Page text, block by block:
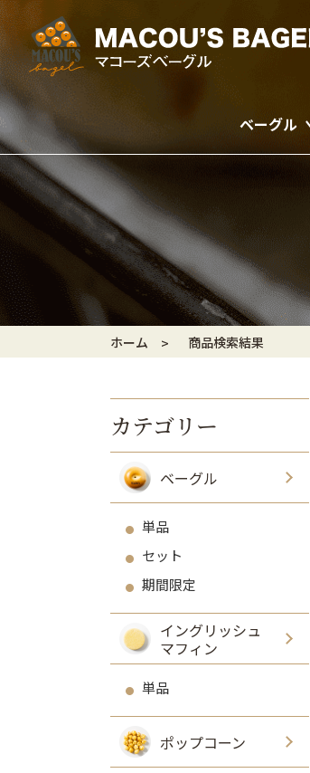
ベーグル
ホーム 商品検索結果
カテゴリー
ベーグル
単品
セット
期間限定
イングリッシュ
マフィン
単品
ポップコーン